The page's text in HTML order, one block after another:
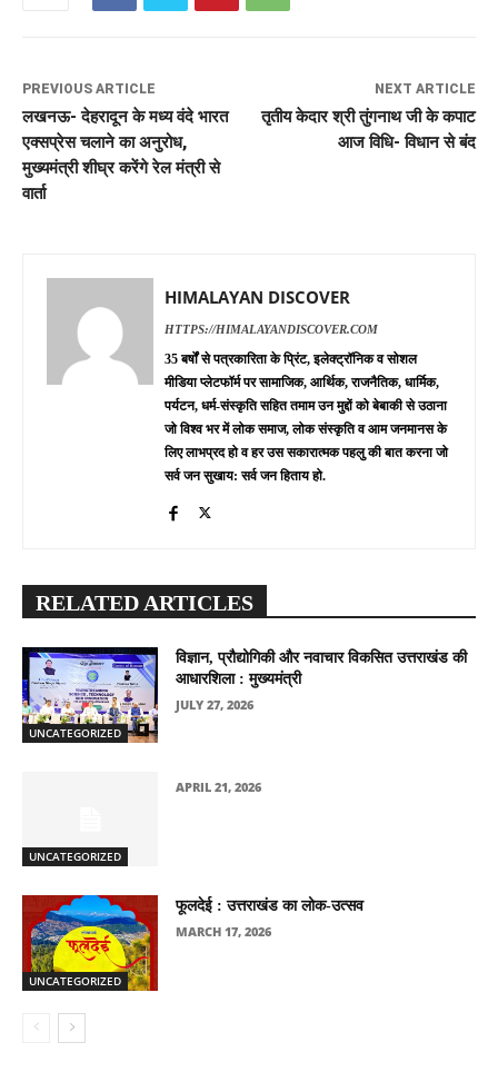
PREVIOUS ARTICLE
लखनऊ- देहरादून के मध्य वंदे भारत
एक्सप्रेस चलाने का अनुरोध,
मुख्यमंत्री शीघ्र करेंगे रेल मंत्री से
वार्ता
NEXT ARTICLE
तृतीय केदार श्री तुंगनाथ जी के कपाट
आज विधि- विधान से बंद
HIMALAYAN DISCOVER
HTTPS://HIMALAYANDISCOVER.COM
35 बर्षों से पत्रकारिता के प्रिंट, इलेक्ट्रॉनिक व सोशल
मीडिया प्लेटफॉर्म पर सामाजिक, आर्थिक, राजनैतिक, धार्मिक,
पर्यटन, धर्म-संस्कृति सहित तमाम उन मुद्दों को बेबाकी से उठाना
जो विश्व भर में लोक समाज, लोक संस्कृति व आम जनमानस के
लिए लाभप्रद हो व हर उस सकारात्मक पहलु की बात करना जो
सर्व जन सुखाय: सर्व जन हिताय हो.
RELATED ARTICLES
UNCATEGORIZED
विज्ञान, प्रौद्योगिकी और नवाचार विकसित उत्तराखंड की
आधारशिला : मुख्यमंत्री
JULY 27, 2026
UNCATEGORIZED
APRIL 21, 2026
UNCATEGORIZED
फूलदेई : उत्तराखंड का लोक-उत्सव
MARCH 17, 2026